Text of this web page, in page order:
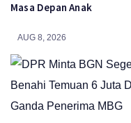
Masa Depan Anak
AUG 8, 2026